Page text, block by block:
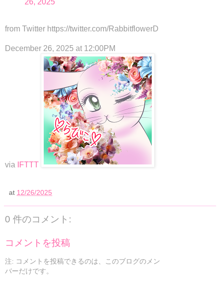
from Twitter https://twitter.com/RabbitflowerD
December 26, 2025 at 12:00PM
via IFTTT
at 12/26/2025
0 件のコメント:
コメントを投稿
注: コメントを投稿できるのは、このブログのメン
バーだけです。